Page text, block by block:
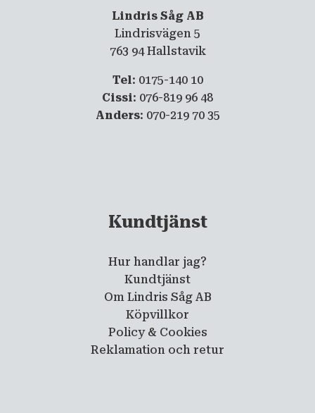
Lindris Såg AB
Lindrisvägen 5
763 94 Hallstavik
Tel: 0175-140 10
Cissi: 076-819 96 48
Anders: 070-219 70 35
Kundtjänst
Hur handlar jag?
Kundtjänst
Om Lindris Såg AB
Köpvillkor
Policy & Cookies
Reklamation och retur